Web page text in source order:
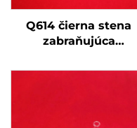
Q614 čierna stena
zabraňujúca
prúdová kyveta,
sklo pre biochemický